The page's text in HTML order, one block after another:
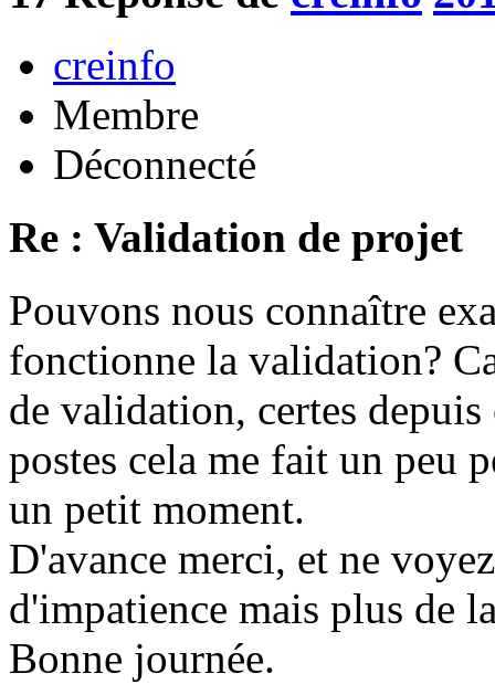
creinfo
Membre
Déconnecté
Re : Validation de projet
Pouvons nous connaître
fonctionne la validation?
de validation, certes
postes cela me fait un peu
un petit moment.
D'avance merci, et ne
d'impatience mais plus de
Bonne journée.